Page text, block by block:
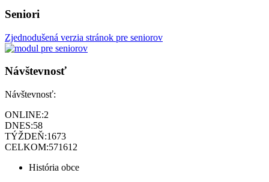
Seniori
Zjednodušená verzia stránok pre seniorov
Návštevnosť
Návštevnosť:
ONLINE:2
DNES:58
TÝŽDEŇ:1673
CELKOM:571612
História obce